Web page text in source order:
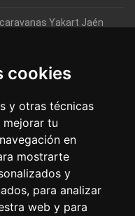
cookies
y otras técnicas
tu
en
mostrarte
y
para analizar
web y para
Yakart Jaén
Yakart Valencia
Yakart Vitoria